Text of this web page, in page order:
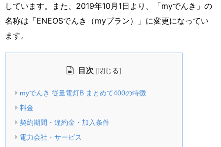
しています。また、2019年10月1日より、「myでんき」の
名称は「ENEOSでんき（myプラン）」に変更になってい
ます。
目次 [閉じる]
myでんき 従量電灯B まとめて400の特徴
料金
契約期間・違約金・加入条件
電力会社・サービス